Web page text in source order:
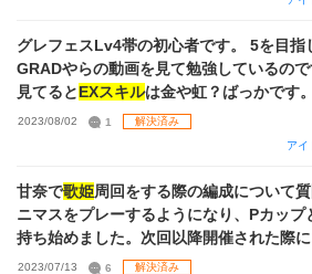
いう形になるのでしょうか？ 質問② Say Halo育成の流れに
ついて知りたいです。 各シーズンの動き
ム、EXスキルなど 拙い文章で申し訳ありません。 なんとな
くでSTEP育成をしていたので環境につい
です。 ご回答いただけるとありがたいで
きたいです。 先の事ではありますが回答
しょうか？
グレフェスLv4帯の初心者です。 5を目指
GRADやらの動画を見て勉強しているの
見てるとEXスキルは金や虹？ばっかです
り揃ってない状況でGRADで頑張る前に
2023/08/02 1
解決済み
アイ
甘奈で歌姫周回をする際の編成について質問です
ニマスをプレーするようになり、Pカップ
持ち始めました。次回以降開催された際
金称号獲得を目指したいと思っています。
2023/07/13 6
解決済み